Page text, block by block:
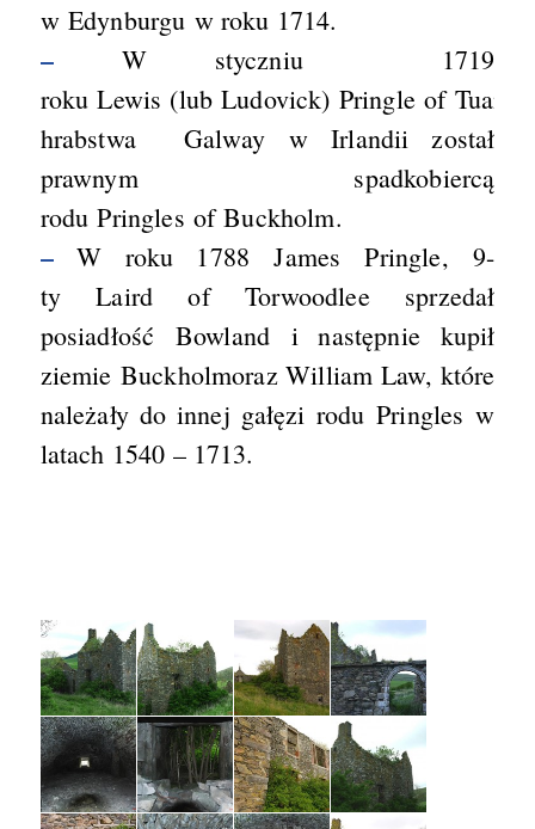
w Edynburgu w roku 1714.
–W styczniu 1719
roku Lewis (lub Ludovick) Pringle of Tuam z
hrabstwa Galway w Irlandii został
prawnym spadkobiercą
rodu Pringles of Buckholm.
–W roku 1788 James Pringle, 9-
ty Laird of Torwoodlee sprzedał
posiadłość Bowland i następnie kupił
ziemie Buckholmoraz William Law, które
należały do innej gałęzi rodu Pringles w
latach 1540 – 1713.